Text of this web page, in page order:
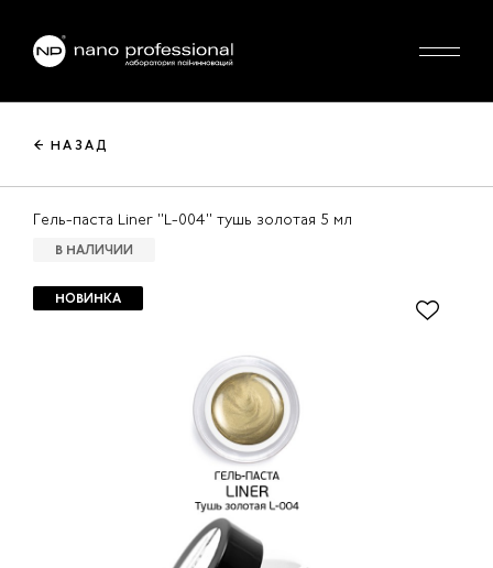
← НАЗАД
Гель-паста Liner "L-004" тушь золотая 5 мл
В НАЛИЧИИ
НОВИНКА